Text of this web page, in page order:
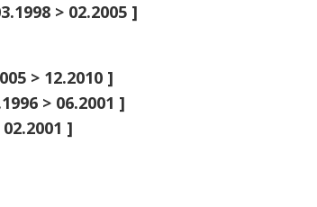
> 02.2005 ]
> 12.2010 ]
> 06.2001 ]
]